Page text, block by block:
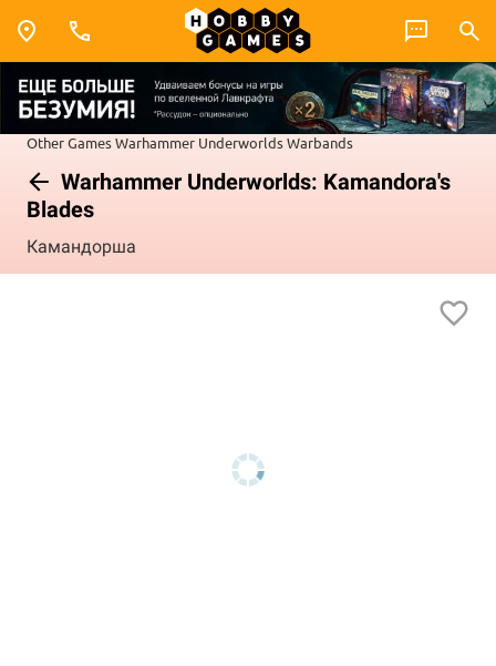
Other GamesWarhammer UnderworldsWarbands
Warhammer Underworlds: Kamandora's
Blades
Камандорша